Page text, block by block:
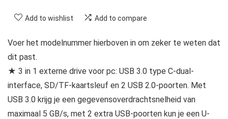
Add to wishlist Add to compare
Voer het modelnummer hierboven in om zeker te weten dat
dit past.
★ 3 in 1 externe drive voor pc: USB 3.0 type C-dual-
interface, SD/TF-kaartsleuf en 2 USB 2.0-poorten. Met
USB 3.0 krijg je een gegevensoverdrachtsnelheid van
maximaal 5 GB/s, met 2 extra USB-poorten kun je een U-